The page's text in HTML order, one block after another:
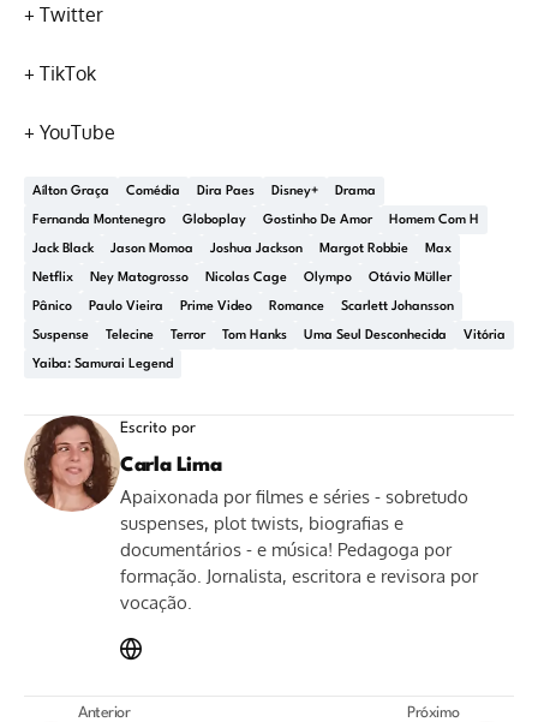
+ Twitter
+ TikTok
+ YouTube
Aílton Graça Comédia Dira Paes Disney+ Drama
Fernanda Montenegro Globoplay Gostinho De Amor Homem Com H
Jack Black Jason Momoa Joshua Jackson Margot Robbie Max
Netflix Ney Matogrosso Nicolas Cage Olympo Otávio Müller
Pânico Paulo Vieira Prime Video Romance Scarlett Johansson
Suspense Telecine Terror Tom Hanks Uma Seul Desconhecida Vitória
Yaiba: Samurai Legend
Escrito por
Carla Lima
Apaixonada por filmes e séries - sobretudo
suspenses, plot twists, biografias e
documentários - e música! Pedagoga por
formação. Jornalista, escritora e revisora por
vocação.
Anterior Próximo